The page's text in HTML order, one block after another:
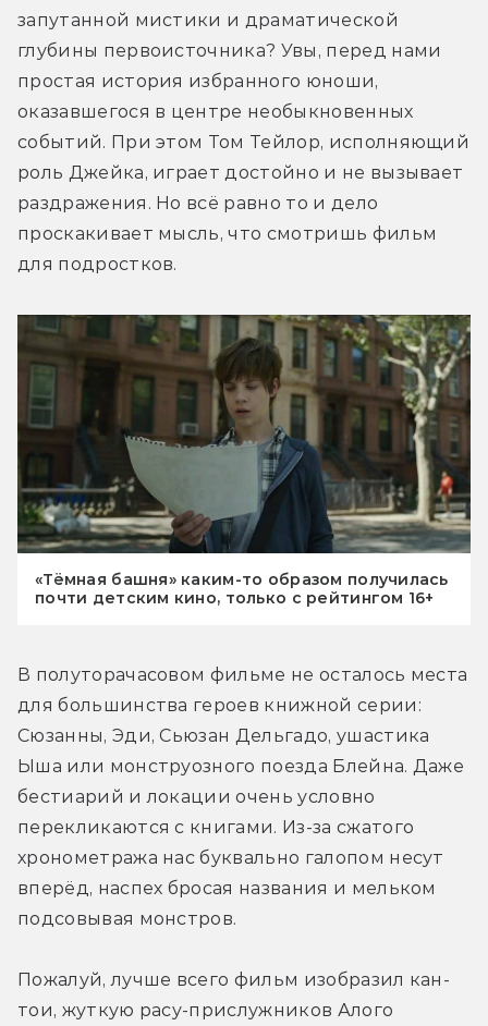
запутанной мистики и драматической
глубины первоисточника? Увы, перед нами
простая история избранного юноши,
оказавшегося в центре необыкновенных
событий. При этом Том Тейлор, исполняющий
роль Джейка, играет достойно и не вызывает
раздражения. Но всё равно то и дело
проскакивает мысль, что смотришь фильм
для подростков.
«Тёмная башня» каким-то образом получилась
почти детским кино, только с рейтингом 16+
В полуторачасовом фильме не осталось места
для большинства героев книжной серии:
Сюзанны, Эди, Сьюзан Дельгадо, ушастика
Ыша или монструозного поезда Блейна. Даже
бестиарий и локации очень условно
перекликаются с книгами. Из-за сжатого
хронометража нас буквально галопом несут
вперёд, наспех бросая названия и мельком
подсовывая монстров.
Пожалуй, лучше всего фильм изобразил кан-
тои, жуткую расу-прислужников Алого